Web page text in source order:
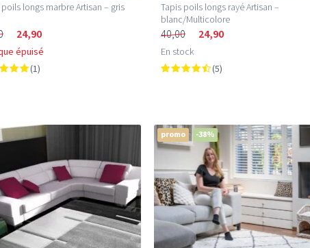
longs marbre Artisan – gris
24,90
épuisé
(1)
Tapis poils longs rayé Artisan –
blanc/Multicolore
40,00 24,90
En stock
(5)
promo -38%